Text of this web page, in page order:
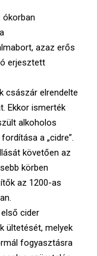
ókorban
azaz erős
erjesztett
császár elrendelte
Ekkor ismerték
alkoholos
a „cidre”.
követően az
körben
az 1200-as
cider
ültetését, melyek
fogyasztásra